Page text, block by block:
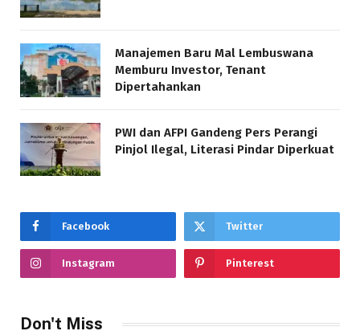
Manajemen Baru Mal Lembuswana
Memburu Investor, Tenant
Dipertahankan
PWI dan AFPI Gandeng Pers Perangi
Pinjol Ilegal, Literasi Pindar Diperkuat
Facebook Twitter
Instagram Pinterest
Don't Miss